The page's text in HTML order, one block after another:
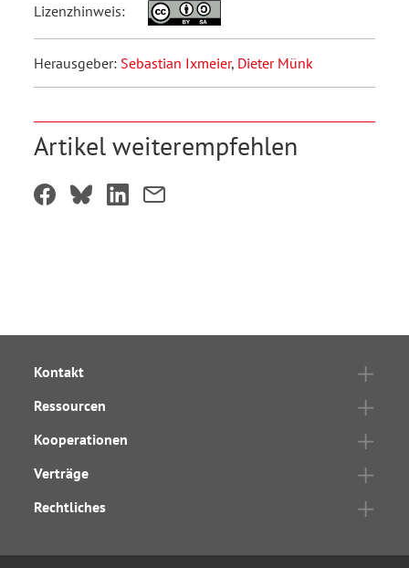
Lizenzhinweis:
Herausgeber: Sebastian Ixmeier, Dieter Münk
Artikel weiterempfehlen
Kontakt
Ressourcen
Kooperationen
Verträge
Rechtliches